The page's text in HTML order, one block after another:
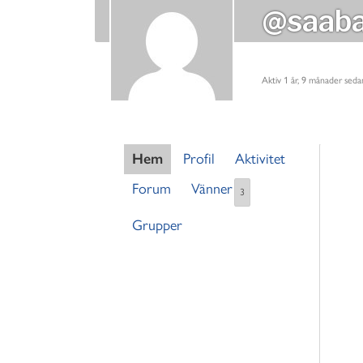
Aktiv 1 år, 9 månader
Hem Profil
Aktivitet
Forum
Vänner 3
Grupper